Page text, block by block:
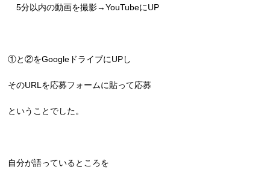
5分以内の動画を撮影→YouTubeにUP
①と②をGoogleドライブにUPし
そのURLを応募フォームに貼って応募
ということでした。
自分が語っているところを